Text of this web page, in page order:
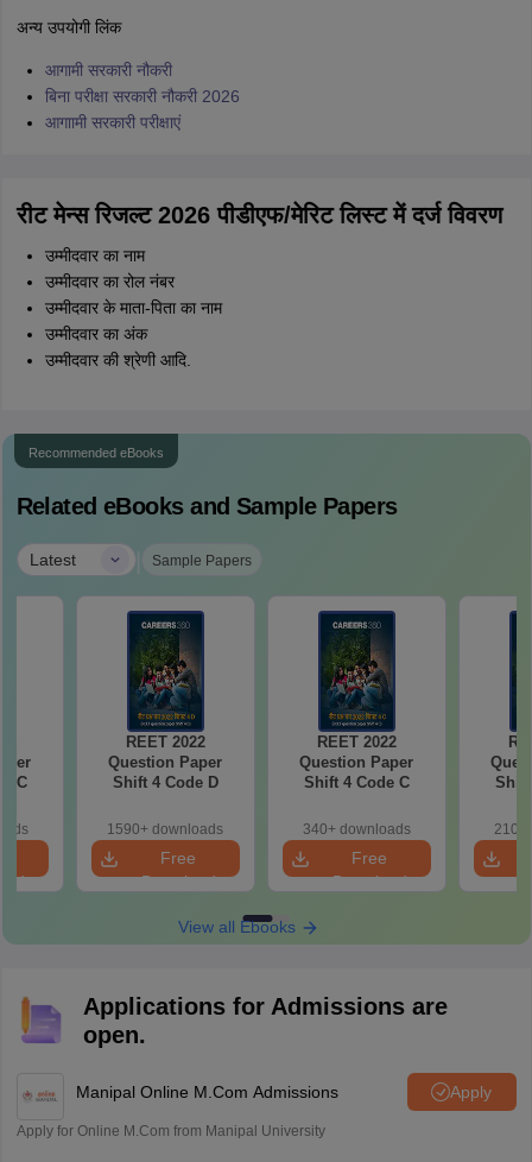
अन्य उपयोगी लिंक
आगामी सरकारी नौकरी
बिना परीक्षा सरकारी नौकरी 2026
आगाामी सरकारी परीक्षाएं
रीट मेन्स रिजल्ट 2026 पीडीएफ/मेरिट लिस्ट में दर्ज विवरण
उम्मीदवार का नाम
उम्मीदवार का रोल नंबर
उम्मीदवार के माता-पिता का नाम
उम्मीदवार का अंक
उम्मीदवार की श्रेणी आदि.
Recommended eBooks
Related eBooks and Sample Papers
Latest | Sample Papers
C
REET 2022
Question Paper
Shift 4 Code D
1590+ downloads
Free
Download
REET 2022
Question Paper
Shift 4 Code C
340+ downloads
Free
Download
Shift
210+
View all Ebooks
Applications for Admissions are
open.
Manipal Online M.Com Admissions Apply
Apply for Online M.Com from Manipal University